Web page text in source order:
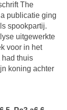
The
publicatie ging
spookpartij.
uitgewerkte
voor in het
had thuis
koning achter